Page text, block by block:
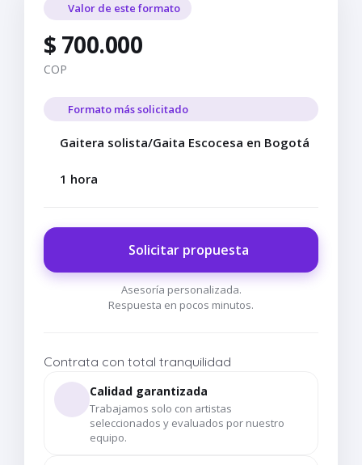
Valor de este formato
$ 700.000
COP
Formato más solicitado
Gaitera solista/Gaita Escocesa en Bogotá
1 hora
Solicitar propuesta
Asesoría personalizada.
Respuesta en pocos minutos.
Contrata con total tranquilidad
Calidad garantizada
Trabajamos solo con artistas
seleccionados y evaluados por nuestro
equipo.